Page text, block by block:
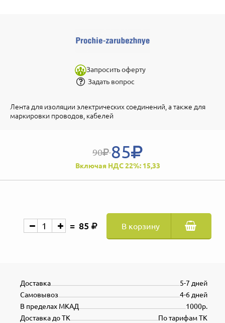
Запросить оферту
Задать вопрос
Лента для изоляции электрических соединений, а также для
маркировки проводов, кабелей
90 85
Включая НДС 22%: 15,33
85 В корзину
5-7 дней
Доставка
4-6 дней
Самовывоз
1000р.
В пределах МКАД
По тарифам ТК
Доставка до ТК